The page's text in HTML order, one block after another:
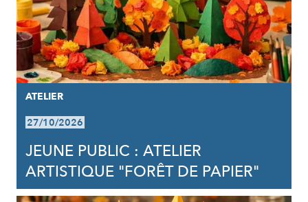
ATELIER
27/10/2026
JEUNE PUBLIC : ATELIER
ARTISTIQUE "FORÊT DE PAPIER"